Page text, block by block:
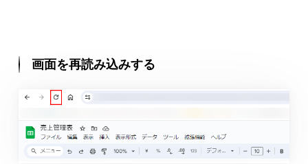
画面を再読み込みする